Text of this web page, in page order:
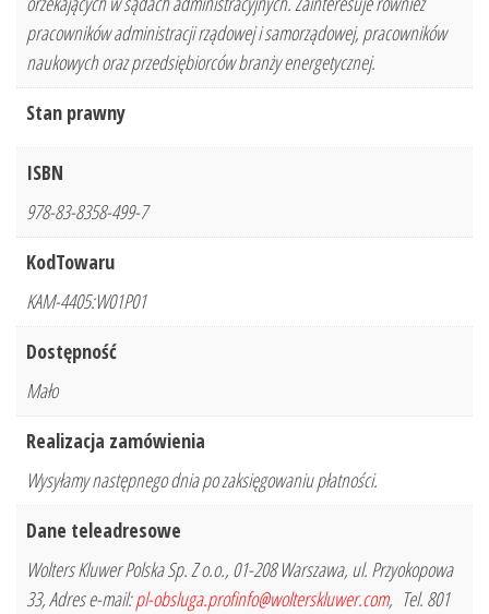
pracowników administracji rządowej i samorządowej, pracowników
naukowych oraz przedsiębiorców branży energetycznej.
Stan prawny
ISBN
978-83-8358-499-7
KodTowaru
KAM-4405:W01P01
Dostępność
Mało
Realizacja zamówienia
Wysyłamy następnego dnia po zaksięgowaniu płatności.
Dane teleadresowe
Wolters Kluwer Polska Sp. Z o.o., 01-208 Warszawa, ul. Przyokopowa
33, Adres e-mail:pl-obsluga.profinfo@wolterskluwer.com, Tel. 801